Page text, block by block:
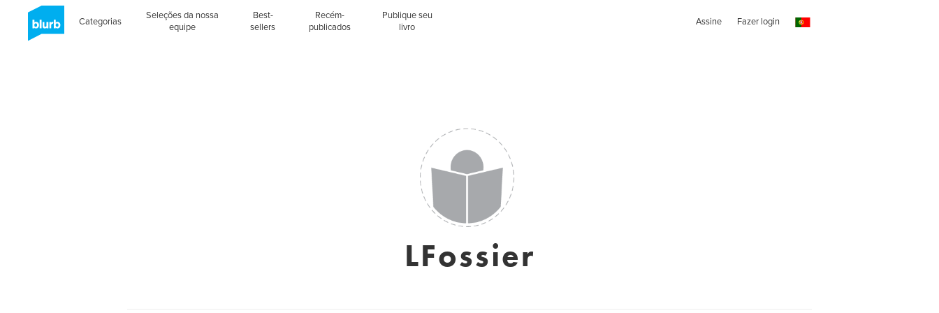
Categorias
Seleções da nossa
equipe
Best-
sellers
Recém-
publicados
Publique seu
livro
Assine Fazer login
LFossier